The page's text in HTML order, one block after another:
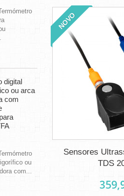
digital
ou arca
com
ou
com...
NOVO
Sensores
TDS